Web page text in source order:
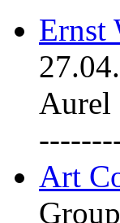
Ernst
Aurel
Art